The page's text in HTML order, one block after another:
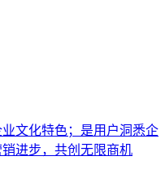
文化特色；是用户洞悉企
进步，共创无限商机